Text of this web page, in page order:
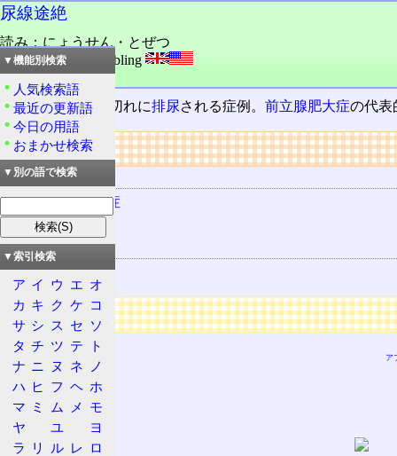
尿線途絶
読み：にょうせん・とぜつ
外語：terminal dribbling
品詞：名詞
尿が、途切れ途切れに排尿 される症例。前立腺肥大症の代表
リンク
用語の所属
前立腺肥大症
排尿
関連する用語
尿
広告
ア
▼機能別検索
人気検索語
最近の更新語
今日の用語
おまかせ検索
▼別の語で検索
▼索引検索
ア イ ウ エ オ
カ キ ク ケ コ
サ シ ス セ ソ
タ チ ツ テ
ト
ナ ニ ヌ ネ
ノ
ハ ヒ フ ヘ ホ
マ ミ ム メ
モ
ヤ
ユ
ヨ
ラ
リ ル レ ロ